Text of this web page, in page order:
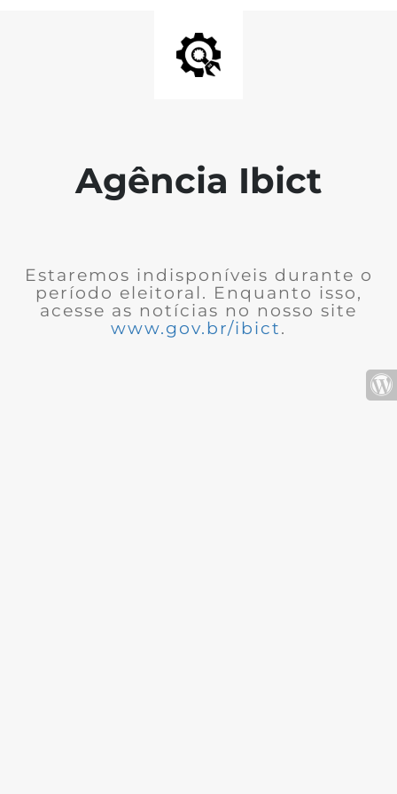
Agência Ibict
Estaremos indisponíveis durante o
período eleitoral. Enquanto isso,
acesse as notícias no nosso site
www.gov.br/ibict.